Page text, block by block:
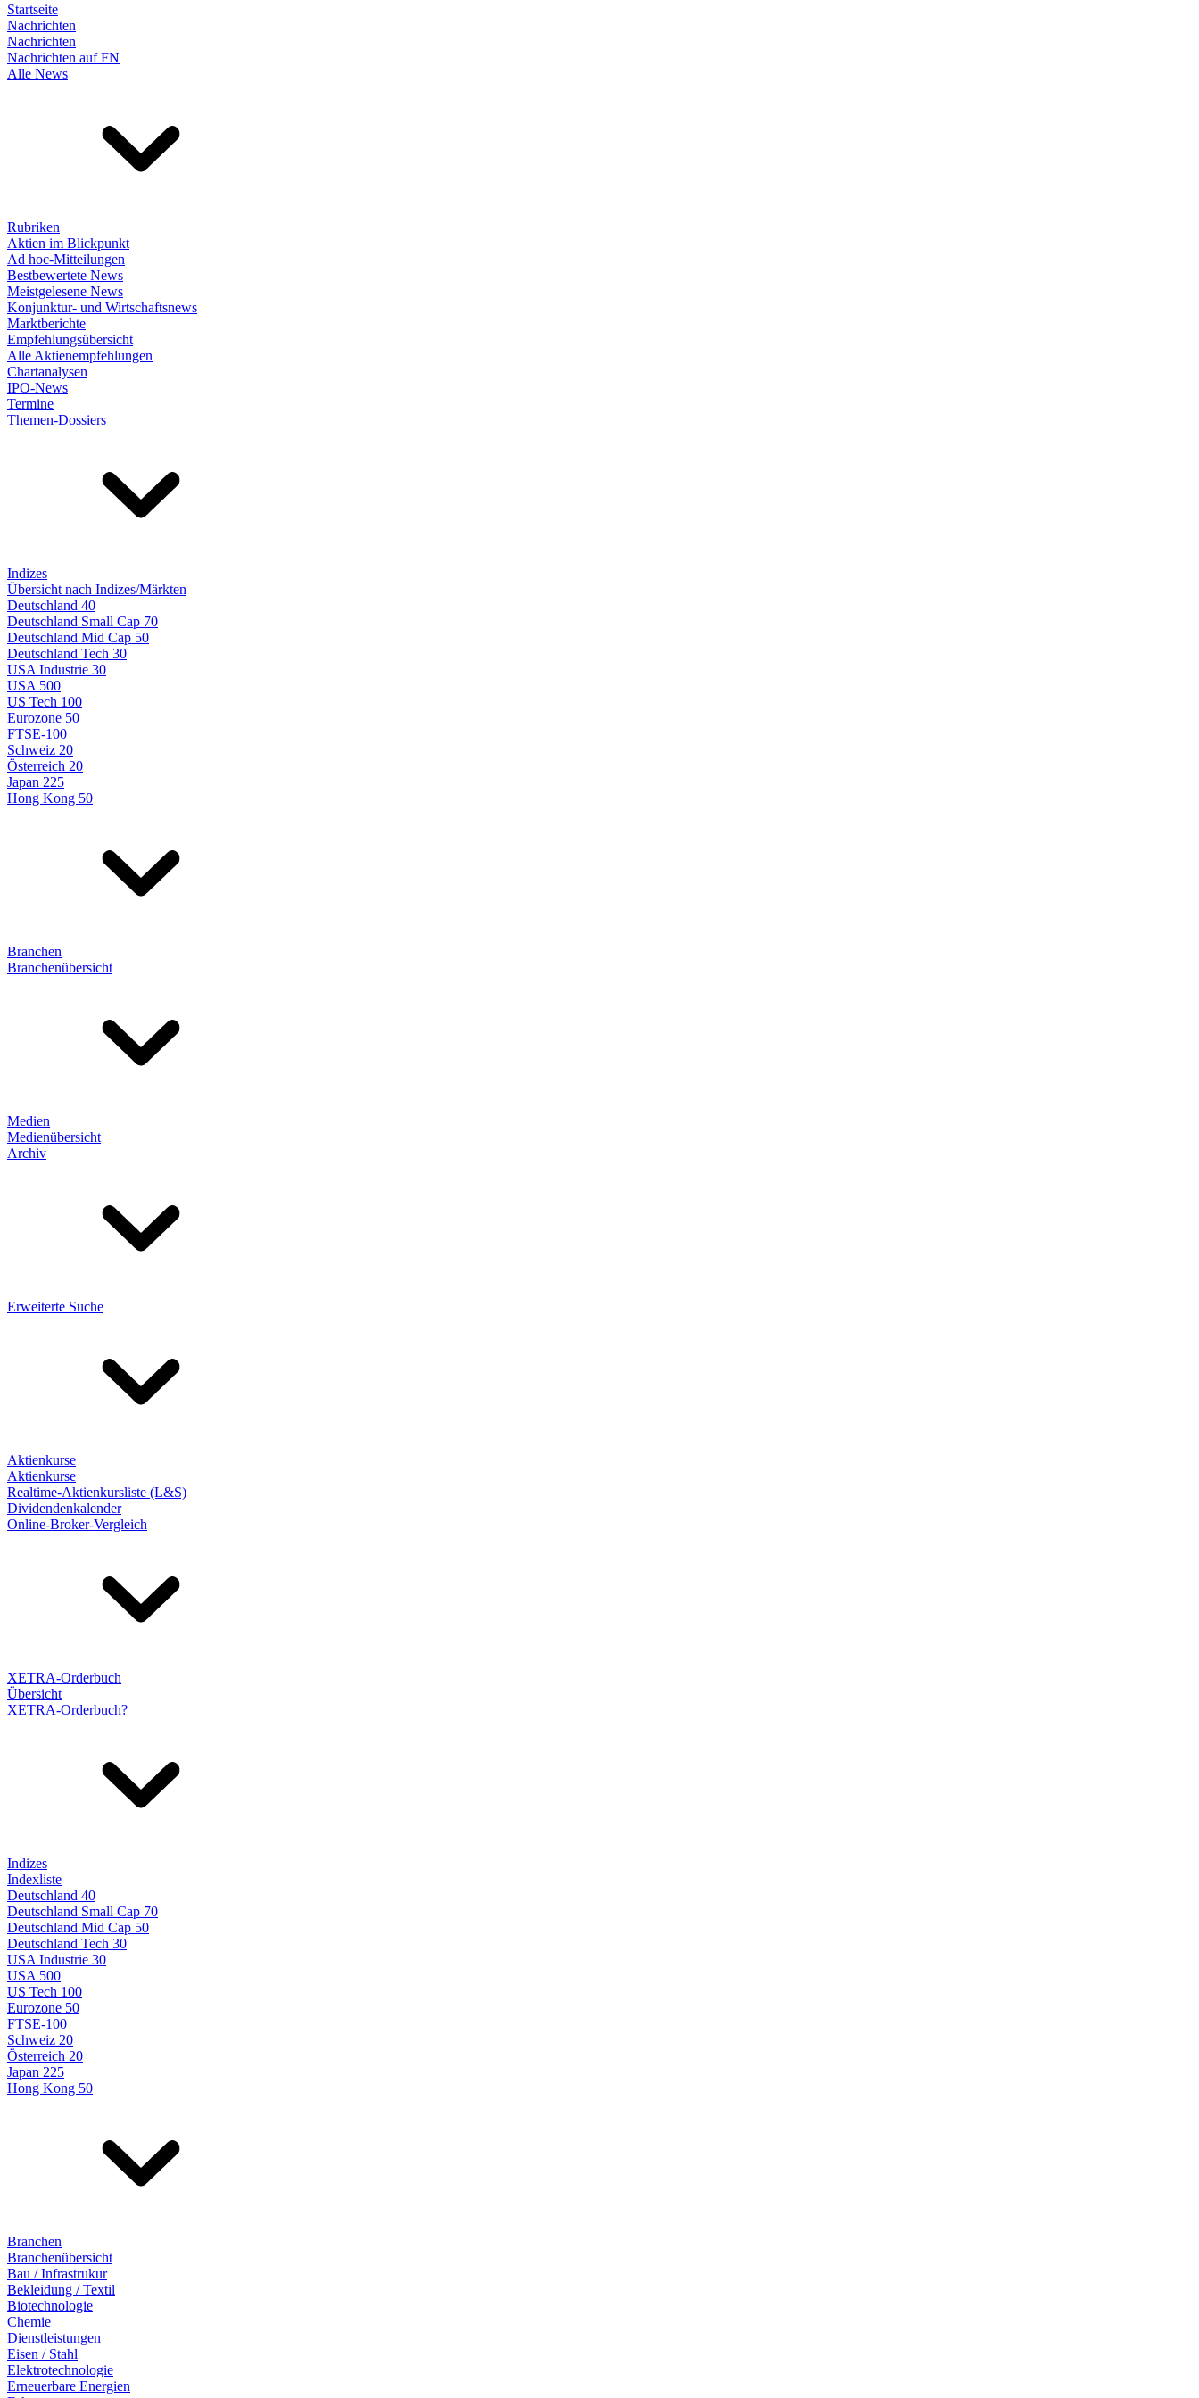
Startseite
Nachrichten
Nachrichten
Nachrichten auf FN
Alle News
Rubriken
Aktien im Blickpunkt
Ad hoc-Mitteilungen
Bestbewertete News
Meistgelesene News
Konjunktur- und Wirtschaftsnews
Marktberichte
Empfehlungsübersicht
Alle Aktienempfehlungen
Chartanalysen
IPO-News
Termine
Themen-Dossiers
Indizes
Übersicht nach Indizes/Märkten
Deutschland 40
Deutschland Small Cap 70
Deutschland Mid Cap 50
Deutschland Tech 30
USA Industrie 30
USA 500
US Tech 100
Eurozone 50
FTSE-100
Schweiz 20
Österreich 20
Japan 225
Hong Kong 50
Branchen
Branchenübersicht
Medien
Medienübersicht
Archiv
Erweiterte Suche
Aktienkurse
Aktienkurse
Realtime-Aktienkursliste (L&S)
Dividendenkalender
Online-Broker-Vergleich
XETRA-Orderbuch
Übersicht
XETRA-Orderbuch?
Indizes
Indexliste
Deutschland 40
Deutschland Small Cap 70
Deutschland Mid Cap 50
Deutschland Tech 30
USA Industrie 30
USA 500
US Tech 100
Eurozone 50
FTSE-100
Schweiz 20
Österreich 20
Japan 225
Hong Kong 50
Branchen
Branchenübersicht
Bau / Infrastrukur
Bekleidung / Textil
Biotechnologie
Chemie
Dienstleistungen
Eisen / Stahl
Elektrotechnologie
Erneuerbare Energien